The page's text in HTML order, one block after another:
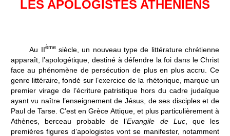
LES APOLOGISTES ATHENIENS
Au IIèmesiècle, un nouveau type de littérature chrétienne
apparaît, l’apologétique, destiné à défendre la foi dans le Christ
face au phénomène de persécution de plus en plus accru. Ce
genre littéraire, fondé sur l’exercice de la rhétorique, marque un
premier virage de l’écriture patristique hors du cadre judaïque
ayant vu naître l’enseignement de Jésus, de ses disciples et de
Paul de Tarse. C’est en Grèce Attique, et plus particulièrement à
Athènes, berceau probable de l’Evangile de Luc, que les
premières figures d’apologistes vont se manifester, notamment